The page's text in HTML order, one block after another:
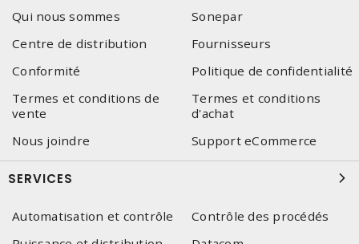
Qui nous sommes
Sonepar
Centre de distribution
Fournisseurs
Conformité
Politique de confidentialité
Termes et conditions de
vente
Termes et conditions
d'achat
Nous joindre
Support eCommerce
SERVICES
Automatisation et contrôle
Contrôle des procédés